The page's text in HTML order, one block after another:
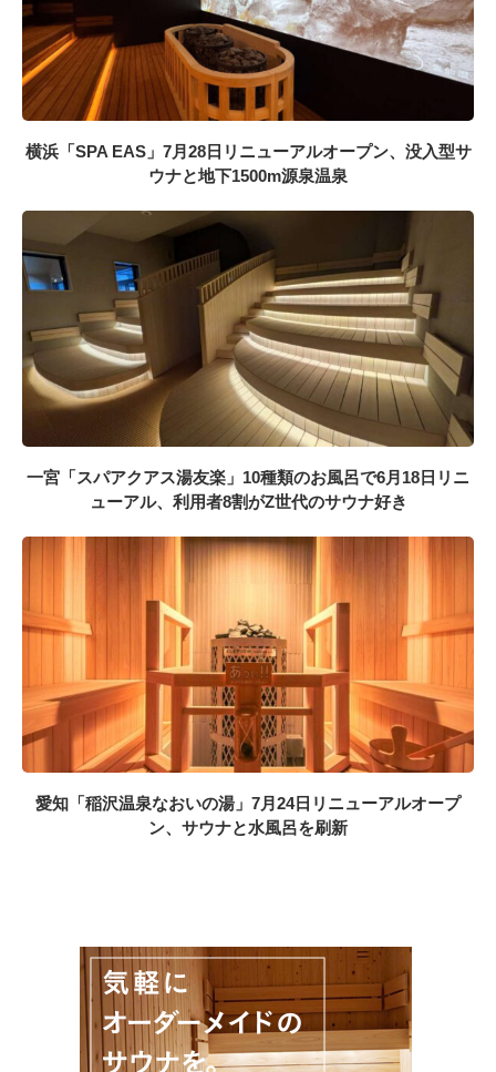
横浜「SPA EAS」7月28日リニューアルオープン、没入型サ
ウナと地下1500m源泉温泉
一宮「スパアクアス湯友楽」10種類のお風呂で6月18日リニ
ューアル、利用者8割がZ世代のサウナ好き
愛知「稲沢温泉なおいの湯」7月24日リニューアルオープ
ン、サウナと水風呂を刷新